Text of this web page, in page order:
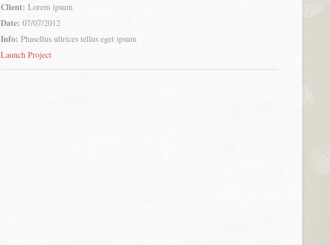
Client: Lorem ipsum
Date: 07/07/2012
Info: Phasellus ultrices tellus eget ipsum
Launch Project